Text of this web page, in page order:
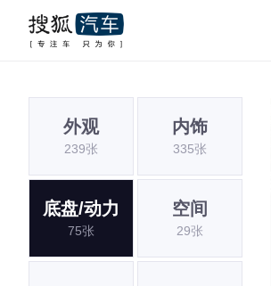
外观
239张
内饰
335张
底盘/动力
75张
空间
29张